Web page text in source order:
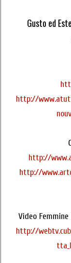
Gusto ed
http://
http://
http://
Video
http://